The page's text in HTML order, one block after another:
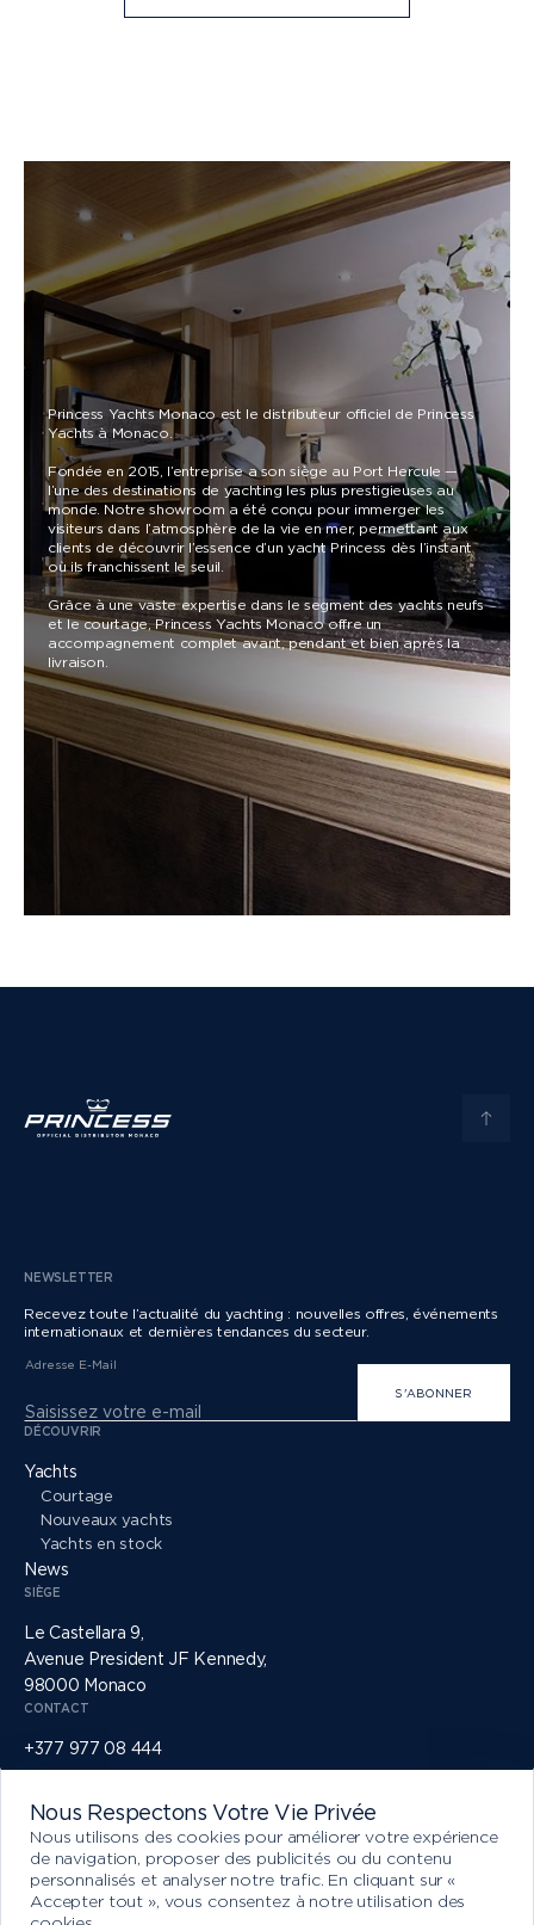
Princess Yachts Monaco est le distributeur officiel de Princess
Yachts à Monaco.
Fondée en 2015, l’entreprise a son siège au Port Hercule —
l’une des destinations de yachting les plus prestigieuses au
monde. Notre showroom a été conçu pour immerger les
visiteurs dans l’atmosphère de la vie en mer, permettant aux
clients de découvrir l’essence d’un yacht Princess dès l’instant
où ils franchissent le seuil.
Grâce à une vaste expertise dans le segment des yachts neufs
et le courtage, Princess Yachts Monaco offre un
accompagnement complet avant, pendant et bien après la
livraison.
Nous Respectons Votre Vie Privée
Nous utilisons des cookies pour améliorer votre expérience
de navigation, proposer des publicités ou du contenu
personnalisés et analyser notre trafic. En cliquant sur «
Accepter tout », vous consentez à notre utilisation des
NEWSLETTER
Recevez toute l’actualité du yachting : nouvelles offres, événements
internationaux et dernières tendances du secteur.
Adresse E-Mail
S'ABONNER
DÉCOUVRIR
Yachts
Courtage
Nouveaux yachts
Yachts en stock
News
SIÈGE
Le Castellara 9,
Avenue President JF Kennedy,
98000 Monaco
CONTACT
+377 977 08 444
info@princessyachtsmonaco.com